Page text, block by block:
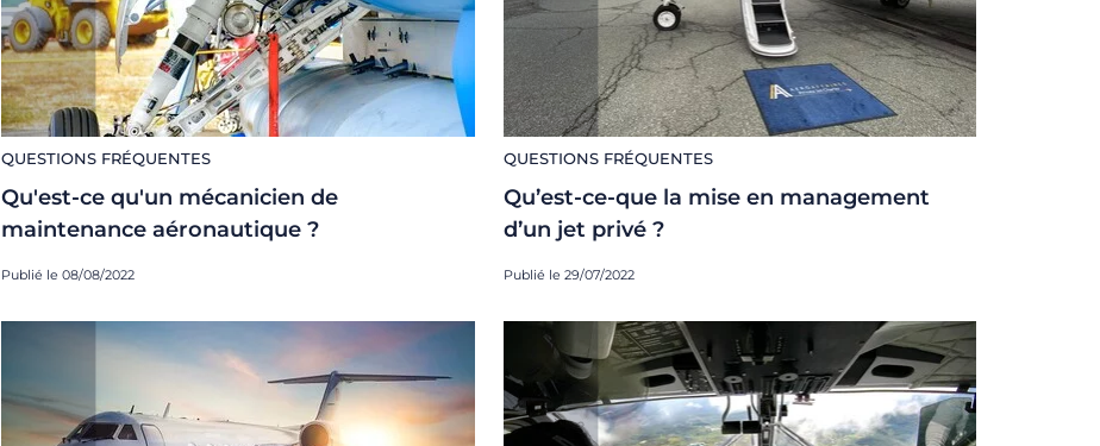
QUESTIONS FRÉQUENTES
Qu'est-ce qu'un mécanicien de
maintenance aéronautique ?
Publié le 08/08/2022
QUESTIONS FRÉQUENTES
Qu’est-ce-que la mise en management
d’un jet privé ?
Publié le 29/07/2022